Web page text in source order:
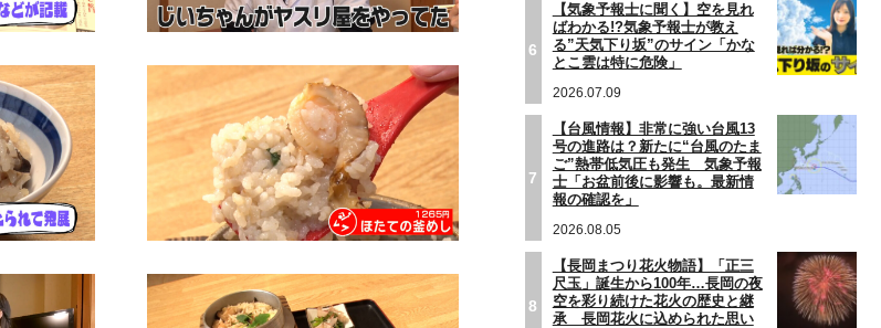
6
【気象予報士に聞く】空を見れ
ばわかる!?気象予報士が教え
る”天気下り坂”のサイン「かな
とこ雲は特に危険」
2026.07.09
7
【台風情報】非常に強い台風13
号の進路は？新たに“台風のたま
ご”熱帯低気圧も発生 気象予報
士「お盆前後に影響も。最新情
報の確認を」
2026.08.05
8
【長岡まつり花火物語】「正三
尺玉」誕生から100年…長岡の夜
空を彩り続けた花火の歴史と継
承 長岡花火に込められた思い